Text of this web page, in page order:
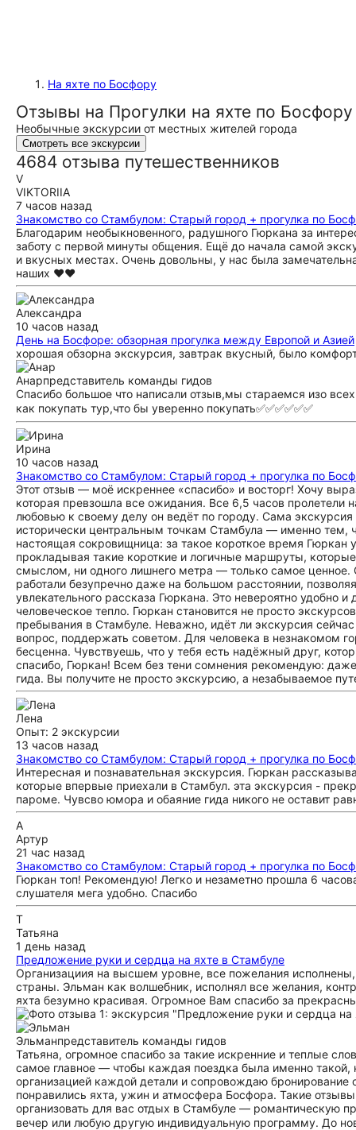
На яхте по Босфору
Отзывы на Прогулки на яхте по Босфору
Необычные экскурсии от местных жителей города
Смотреть все экскурсии
4684 отзыва путешественников
V
VIKTORIIA
7 часов назад
Знакомство со Стамбулом: Старый город + прогулка по
Благодарим необыкновенного, радушного Гюркана за
заботу с первой минуты общения. Ещё до начала самой
и вкусных местах. Очень довольны, у нас была
наших ❤️❤️
Александра
10 часов назад
День на Босфоре: обзорная прогулка между Европой и Азией
хорошая обзорна экскурсия, завтрак вкусный, было
Анарпредставитель команды гидов
Спасибо большое что написали отзыв,мы стараемся изо
как покупать тур,что бы уверенно покупать✅✅✅✅✅✅
Ирина
10 часов назад
Знакомство со Стамбулом: Старый город + прогулка по
Этот отзыв — моё искреннее «спасибо» и восторг! Хочу
которая превзошла все ожидания. Все 6,5 часов
любовью к своему делу он ведёт по городу. Сама
исторически центральным точкам Стамбула — именно тем,
настоящая сокровищница: за такое короткое время Гюркан
прокладывая такие короткие и логичные маршруты,
смыслом, ни одного лишнего метра — только самое
работали безупречно даже на большом расстоянии,
увлекательного рассказа Гюркана. Это невероятно удобно
человеческое тепло. Гюркан становится не просто
пребывания в Стамбуле. Неважно, идёт ли экскурсия
вопрос, поддержать советом. Для человека в незнакомом
бесценна. Чувствуешь, что у тебя есть надёжный друг,
спасибо, Гюркан! Всем без тени сомнения рекомендую:
гида. Вы получите не просто экскурсию, а незабываемое
Лена
Опыт: 2 экскурсии
13 часов назад
Знакомство со Стамбулом: Старый город + прогулка по
Интересная и познавательная экскурсия. Гюркан
которые впервые приехали в Стамбул. эта экскурсия -
пароме. Чувсво юмора и обаяние гида никого не оставит
А
Артур
21 час назад
Знакомство со Стамбулом: Старый город + прогулка по
Гюркан топ! Рекомендую! Легко и незаметно прошла 6
слушателя мега удобно. Спасибо
Т
Татьяна
1 день назад
Предложение руки и сердца на яхте в Стамбуле
Организациия на высшем уровне, все пожелания
страны. Эльман как волшебник, исполнял все желания,
яхта безумно красивая. Огромное Вам спасибо за
Эльманпредставитель команды гидов
Татьяна, огромное спасибо за такие искренние и теплые
самое главное — чтобы каждая поездка была именно такой,
организацией каждой детали и сопровождаю бронирование
понравились яхта, ужин и атмосфера Босфора. Такие
организовать для вас отдых в Стамбуле — романтическую
вечер или любую другую индивидуальную программу. До